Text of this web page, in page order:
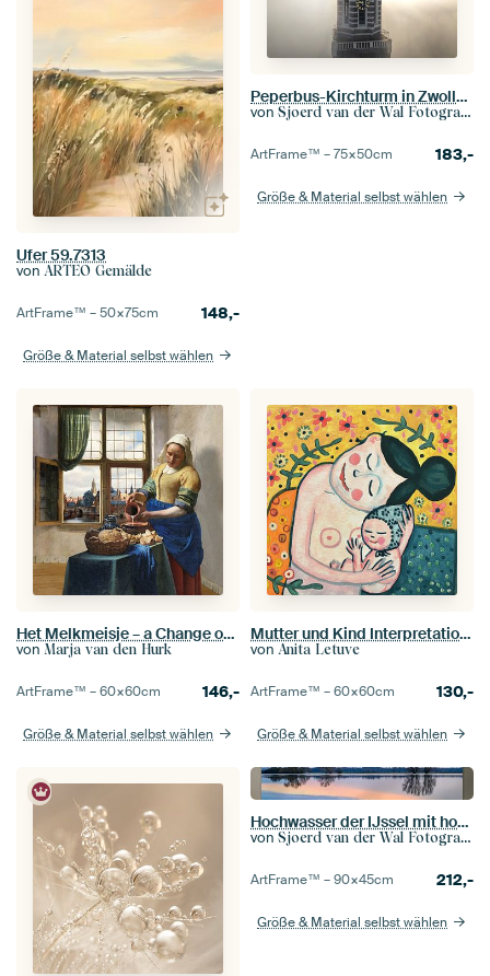
Ufer 59.7313
von ARTEO Gemälde
ArtFrame™ –50×75cm 148,-
Größe & Material selbst wählen
Peperbus-Kirchturm in Zwolle über dem Nebel
von Sjoerd van der Wal Fotografie
ArtFrame™ –75×50cm 183,-
Größe & Material selbst wählen
Het Melkmeisje – a Change of View
von Marja van den Hurk
ArtFrame™ –60×60cm 146,-
Größe & Material selbst wählen
Mutter und Kind Interpretation von Gustav Klimt | Mutterschaftskunst | Mutter mit Baby Gemälde
von Anita Letuve
ArtFrame™ –60×60cm 130,-
Größe & Material selbst wählen
Hochwasser der IJssel mit hohen Wasserständen in den Überschwemmungsgebieten
von Sjoerd van der Wal Fotografie
ArtFrame™ –90×45cm 212,-
Größe & Material selbst wählen